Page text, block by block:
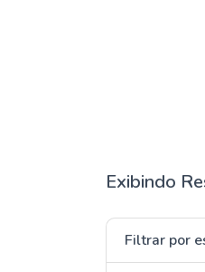
Exibindo
Filtrar por